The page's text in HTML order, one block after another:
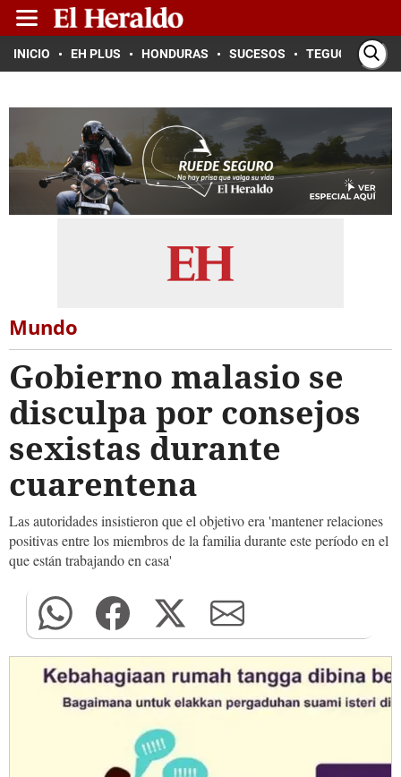
INICIO EH PLUS HONDURAS SUCESOS TEGUCIGALPA
Mundo
Gobierno malasio se
disculpa por consejos
sexistas durante
cuarentena
Las autoridades insistieron que el objetivo era 'mantener relaciones
positivas entre los miembros de la familia durante este período en el
que están trabajando en casa'